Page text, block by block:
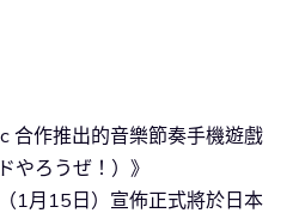
合作推出的音樂節奏手機遊戲
やろうぜ！）》
1月15日）宣佈正式將於日本